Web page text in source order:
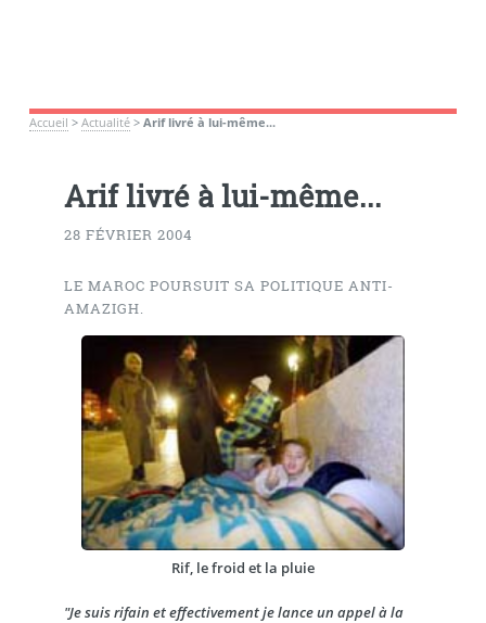
Accueil > Actualité> Arif livré à lui-même...
Arif livré à lui-même...
28 FÉVRIER 2004
LE MAROC POURSUIT SA POLITIQUE ANTI-
AMAZIGH.
Rif, le froid et la pluie
"Je suis rifain et effectivement je lance un appel à la